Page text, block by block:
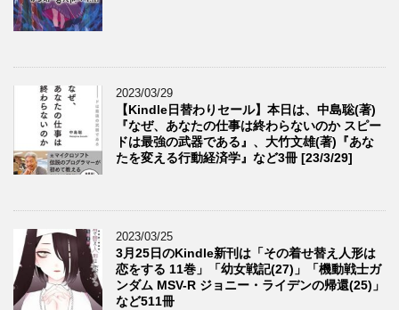
2023/03/29
【Kindle日替わりセール】本日は、中島聡(著)
『なぜ、あなたの仕事は終わらないのか スピー
ドは最強の武器である』、大竹文雄(著)『あな
たを変える行動経済学』など3冊 [23/3/29]
2023/03/25
3月25日のKindle新刊は「その着せ替え人形は
恋をする 11巻」「幼女戦記(27)」「機動戦士ガ
ンダム MSV-R ジョニー・ライデンの帰還(25)」
など511冊